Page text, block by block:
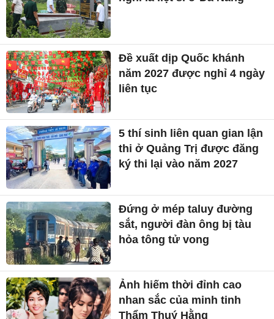
Đề xuất dịp Quốc khánh
năm 2027 được nghỉ 4 ngày
liên tục
5 thí sinh liên quan gian lận
thi ở Quảng Trị được đăng
ký thi lại vào năm 2027
Đứng ở mép taluy đường
sắt, người đàn ông bị tàu
hỏa tông tử vong
Ảnh hiếm thời đỉnh cao
nhan sắc của minh tinh
Thẩm Thuý Hằng